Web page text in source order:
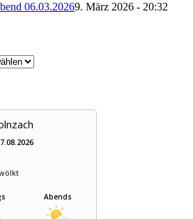
06.03.20269. März 2026 - 20:32
Abends